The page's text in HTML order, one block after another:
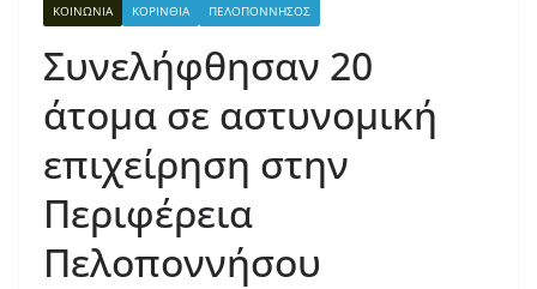
ΚΟΙΝΩΝΙΑ ΚΟΡΙΝΘΙΑ ΠΕΛΟΠΟΝΝΗΣΟΣ
Συνελήφθησαν 20
άτομα σε αστυνομική
επιχείρηση στην
Περιφέρεια
Πελοποννήσου